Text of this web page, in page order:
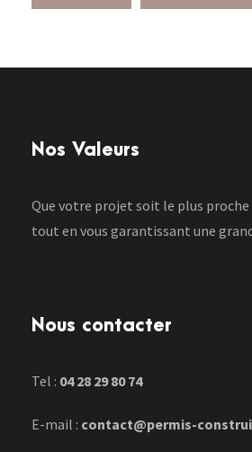
Nos Valeurs
Que votre projet soit le plus
tout en vous garantissant une
Nous contacter
Tel : 04 28 29 80 74
E-mail : contact@permis-